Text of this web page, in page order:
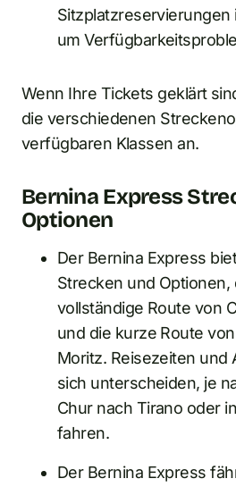
Sitzplatzreservierungen
um
Wenn Ihre Tickets geklärt
die verschiedenen
verfügbaren Klassen an.
Bernina Express
Optionen
Der Bernina Express
Strecken und Optionen,
vollständige Route von
und die kurze Route
Moritz. Reisezeiten und
sich unterscheiden, je
Chur nach Tirano oder
fahren.
Der Bernina Express